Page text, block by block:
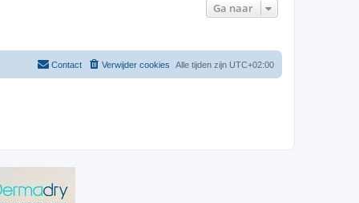
Ga naar
Alle tijden zijn UTC+02:00
Verwijder cookies
Contact